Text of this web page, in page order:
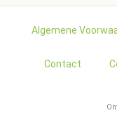
Algemene
Contact